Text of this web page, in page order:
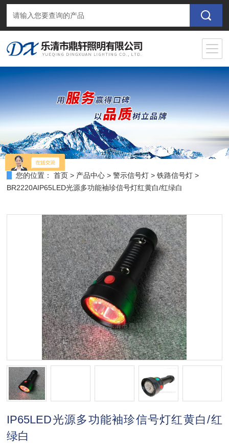
您的位置： 首页 > 产品中心 >警示信号灯 >铁路信号灯 >
BR2220AIP65LED光源多功能袖珍信号灯红黄白/红绿白
IP65LED光源多功能袖珍信号灯红黄白/红
绿白